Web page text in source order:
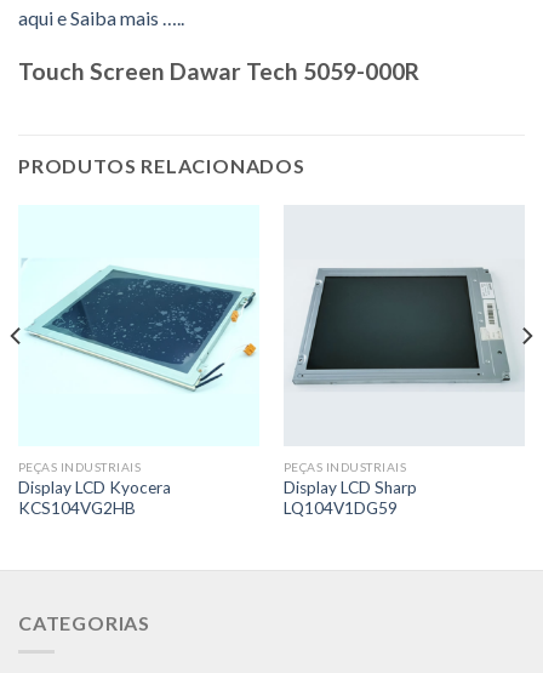
aqui e Saiba mais …..
Touch Screen Dawar Tech 5059-000R
PRODUTOS RELACIONADOS
PEÇAS INDUSTRIAIS
Display LCD Kyocera
KCS104VG2HB
PEÇAS INDUSTRIAIS
Display LCD Sharp
LQ104V1DG59
CATEGORIAS